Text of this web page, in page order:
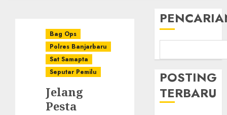
Bag Ops
Polres Banjarbaru
Sat Samapta
Seputar Pemilu
Jelang
Pesta
POSTING
TERBARU